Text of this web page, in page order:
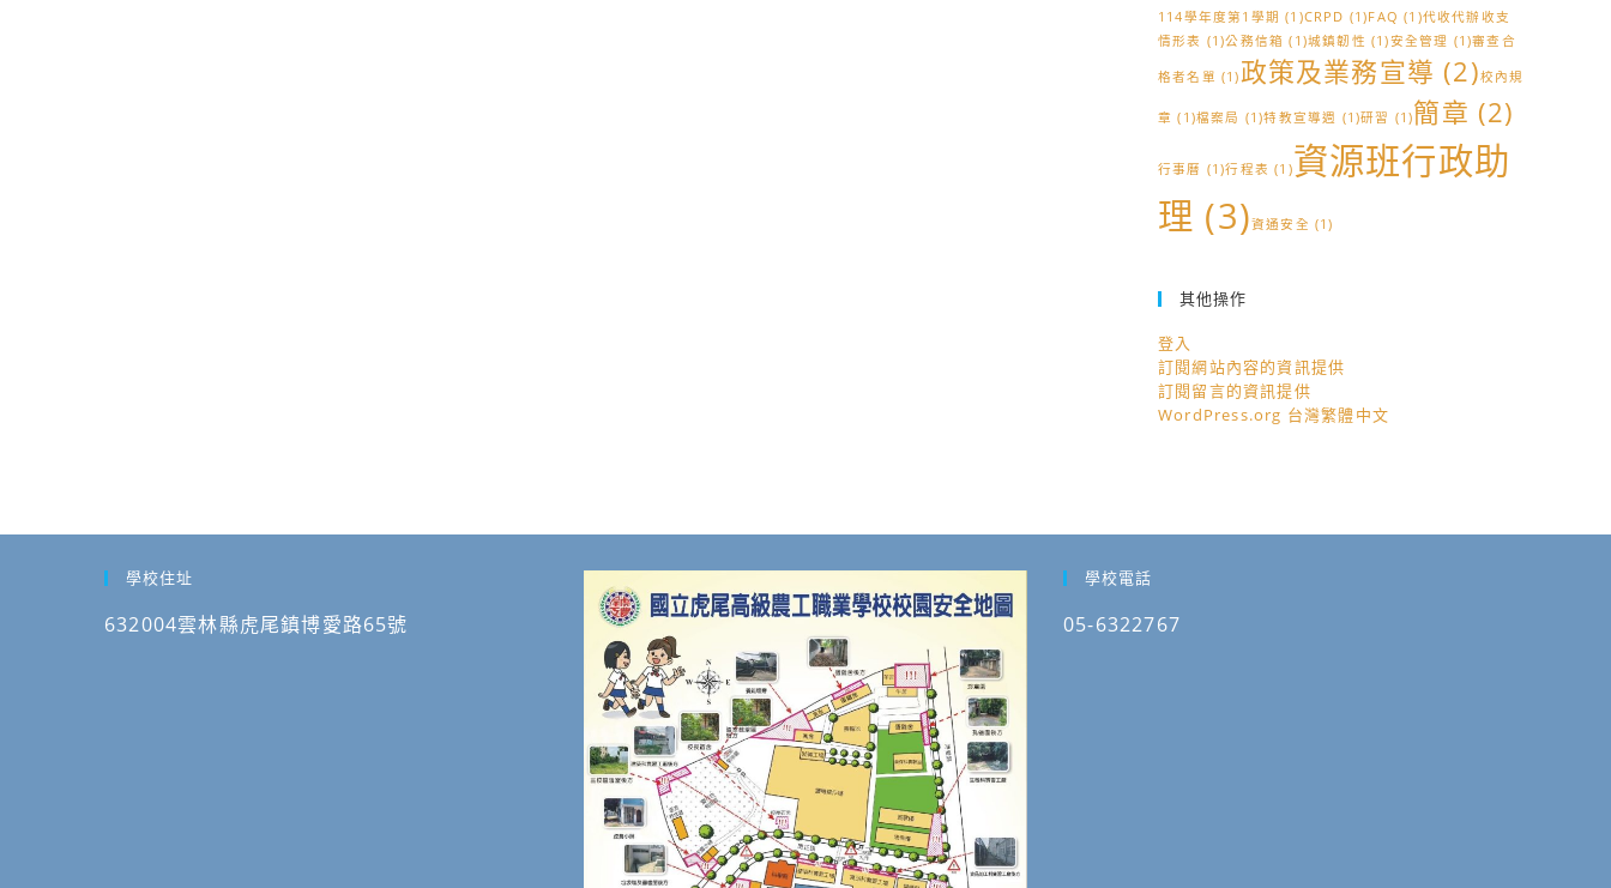
114學年度第1學期 (1)CRPD (1)FAQ (1)代收代辦收支
情形表 (1)公務信箱 (1)城鎮韌性 (1)安全管理 (1)審查合
格者名單 (1)政策及業務宣導 (2)校內規
章 (1)檔案局 (1)特教宣導週 (1)研習 (1)簡章 (2)
行事曆 (1)行程表 (1)資源班行政助
理 (3)資通安全 (1)
其他操作
登入
訂閱網站內容的資訊提供
訂閱留言的資訊提供
WordPress.org 台灣繁體中文
學校住址
632004雲林縣虎尾鎮博愛路65號
學校電話
05-6322767